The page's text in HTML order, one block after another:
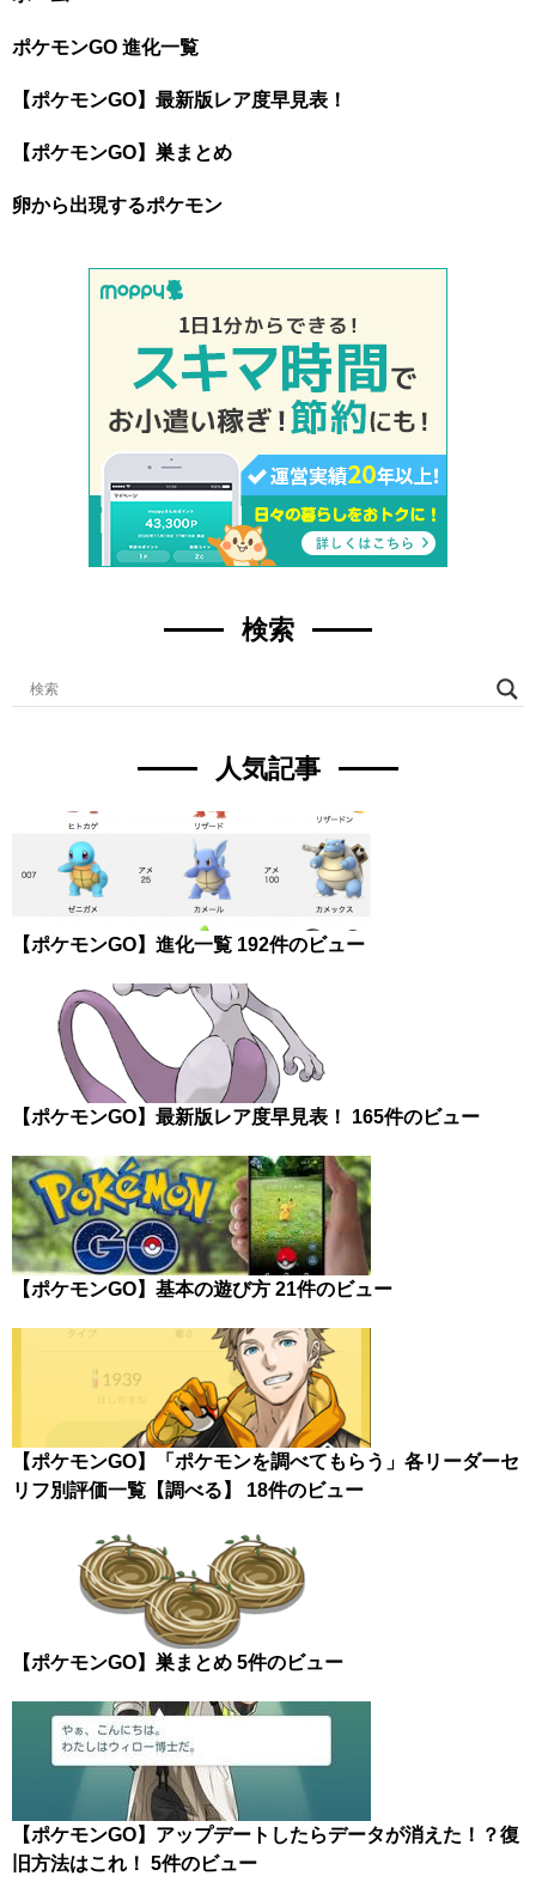
ポケモンGO 進化一覧
【ポケモンGO】最新版レア度早見表！
【ポケモンGO】巣まとめ
卵から出現するポケモン
検索
人気記事
【ポケモンGO】進化一覧 192件のビュー
【ポケモンGO】最新版レア度早見表！ 165件のビュー
【ポケモンGO】基本の遊び方 21件のビュー
【ポケモンGO】「ポケモンを調べてもらう」各リーダーセ
リフ別評価一覧【調べる】
18件のビュー
【ポケモンGO】巣まとめ 5件のビュー
【ポケモンGO】アップデートしたらデータが消えた！？復
旧方法はこれ！ 5件のビュー